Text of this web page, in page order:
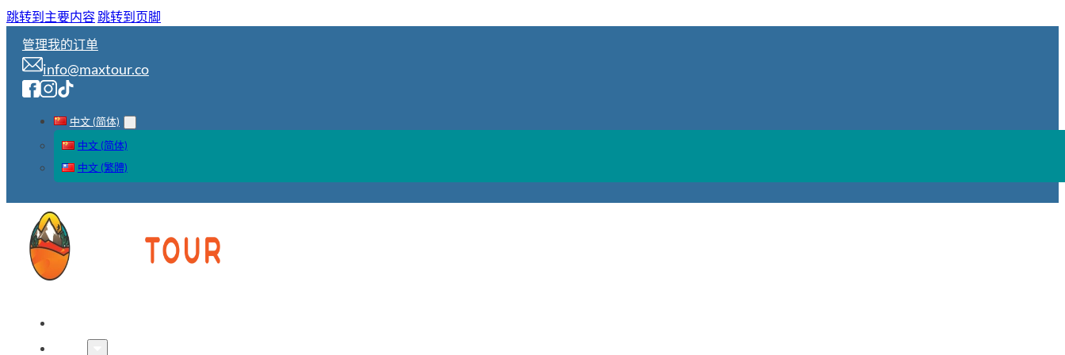
跳转到主要内容 跳转到页脚
管理我的订单
info@maxtour.co
中文 (简体)
中文 (简体)
中文 (繁體)
线路